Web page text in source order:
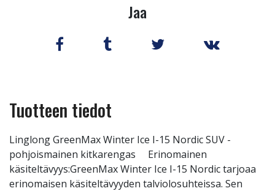
Jaa
Tuotteen tiedot
Linglong GreenMax Winter Ice I-15 Nordic SUV -
pohjoismainen kitkarengas Erinomainen
käsiteltävyys:GreenMax Winter Ice I-15 Nordic tarjoaa
erinomaisen käsiteltävyyden talviolosuhteissa. Sen